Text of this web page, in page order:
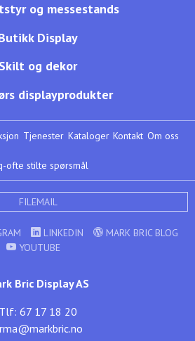
og messestands
Display
Skilt og dekor
displayprodukter
Tjenester Kataloger Kontakt Om oss
ofte stilte spørsmål
FILEMAIL
LINKEDIN
MARK BRIC BLOG
YOUTUBE
Bric Display AS
Tlf: 67 17 18 20